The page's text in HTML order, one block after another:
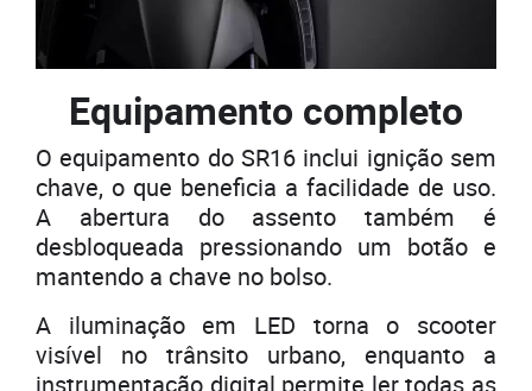
Equipamento completo
O equipamento do SR16 inclui ignição sem
chave, o que beneficia a facilidade de uso.
A abertura do assento também é
desbloqueada pressionando um botão e
mantendo a chave no bolso.
A iluminação em LED torna o scooter
visível no trânsito urbano, enquanto a
instrumentação digital permite ler todas as